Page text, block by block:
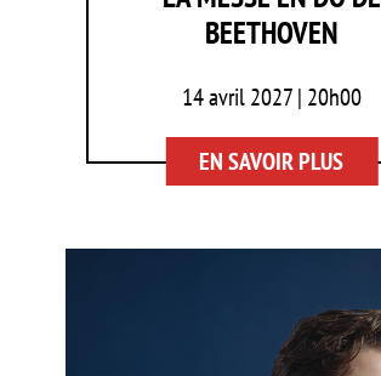
BEETHOVEN
14 avril 2027 | 20h00
EN SAVOIR PLUS